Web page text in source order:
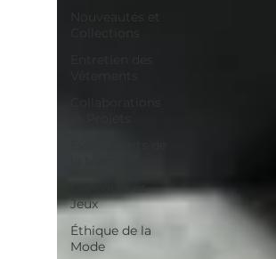
Nouveautés et
Concours et
Jeux
Éthique de la
Mode